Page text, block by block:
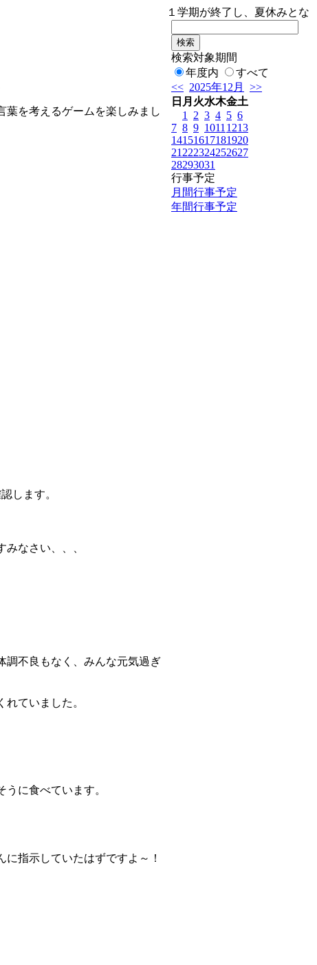
１学期が終了し、夏休みとなり
葉を考えるゲームを楽しみまし
します。
なさい、、、
調不良もなく、みんな元気過ぎ
ていました。
に食べています。
指示していたはずですよ～！
検索対象期間
年度内
すべて
<< 2025年12月
>>
日 月 火水木金土
1
2 3 4 5 6
7 8 9 1011 1213
14151617181920
21 222324252627
28293031
行事予定
月間行事予定
年間行事予定